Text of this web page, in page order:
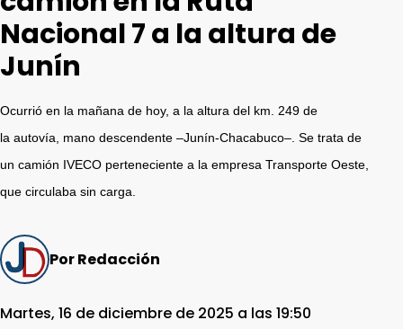
Nacional 7 a la altura de
Junín
Ocurrió en la mañana de hoy, a la altura del km. 249 de
la autovía, mano descendente –Junín-Chacabuco–. Se trata de
un camión IVECO perteneciente a la empresa Transporte Oeste,
que circulaba sin carga.
Por Redacción
Martes, 16 de diciembre de 2025 a las 19:50